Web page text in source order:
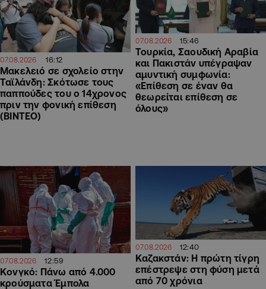
07.08.2026 16:12
Μακελειό σε σχολείο στην
Ταϊλάνδη: Σκότωσε τους
παππούδες του ο 14χρονος
πριν την φονική επίθεση
(ΒΙΝΤΕΟ)
07.08.2026 15:46
Τουρκία, Σαουδική Αραβία
και Πακιστάν υπέγραψαν
αμυντική συμφωνία:
«Επίθεση σε έναν θα
θεωρείται επίθεση σε
όλους»
07.08.2026 12:59
Κονγκό: Πάνω από 4.000
κρούσματα Έμπολα
07.08.2026 12:40
Καζακστάν: Η πρώτη τίγρη
επέστρεψε στη φύση μετά
από 70 χρόνια